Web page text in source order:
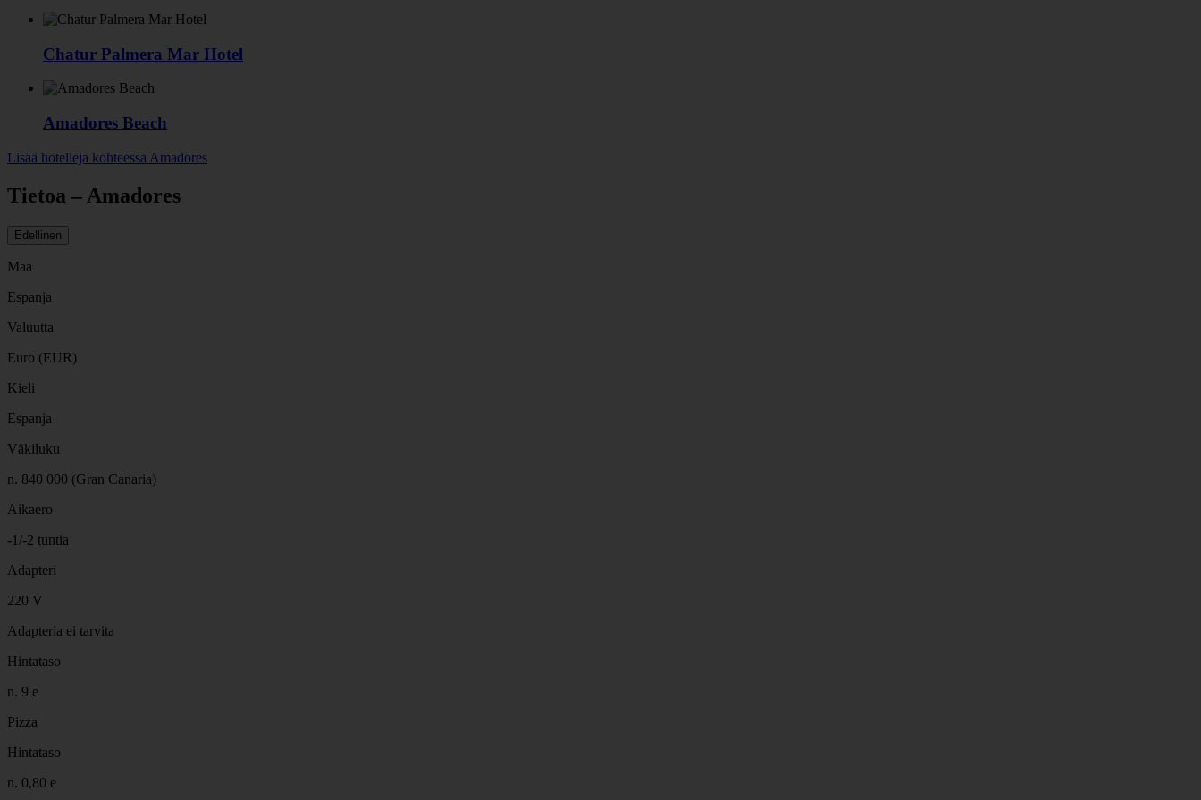
Chatur Palmera Mar Hotel
Amadores Beach
Lisää hotelleja kohteessa Amadores
Tietoa – Amadores
Edellinen
Maa
Espanja
Valuutta
Euro (EUR)
Kieli
Espanja
Väkiluku
n. 840 000 (Gran Canaria)
Aikaero
-1/-2 tuntia
Adapteri
220 V
Adapteria ei tarvita
Hintataso
n. 9 e
Pizza
Hintataso
n. 0,80 e